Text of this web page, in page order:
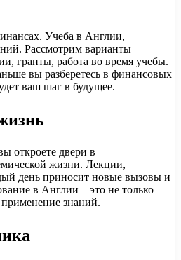
Учеба в Англии,
Рассмотрим варианты
гранты, работа во время учебы.
вы разберетесь в финансовых
ваш шаг в будущее.
откроете двери в
жизни. Лекции,
день приносит новые вызовы и
в Англии – это не только
применение знаний.